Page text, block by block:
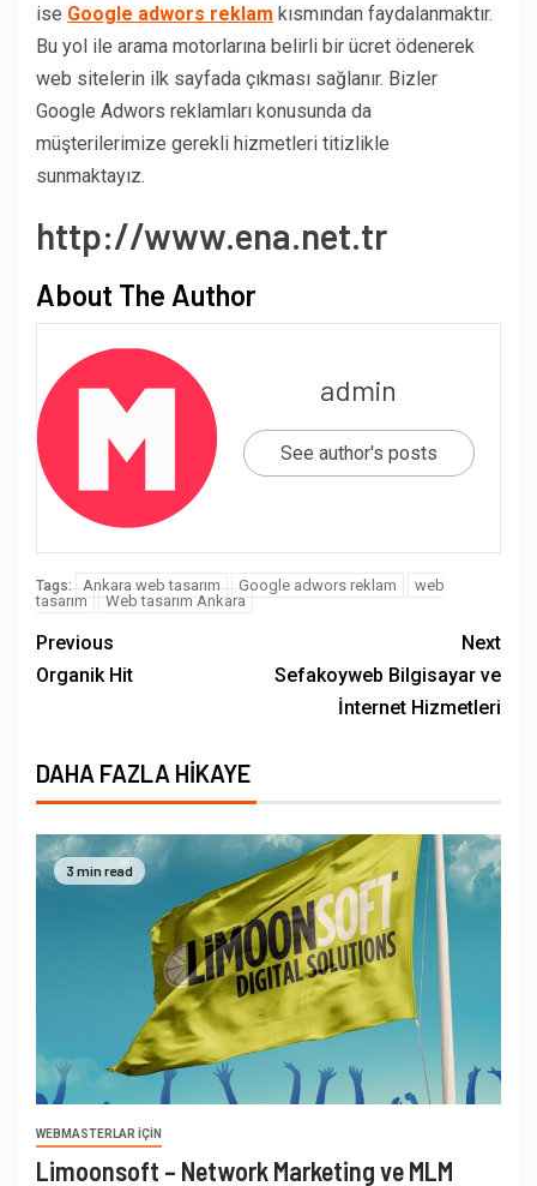
ise Google adwors reklam kısmından faydalanmaktır.
Bu yol ile arama motorlarına belirli bir ücret ödenerek
web sitelerin ilk sayfada çıkması sağlanır. Bizler
Google Adwors reklamları konusunda da
müşterilerimize gerekli hizmetleri titizlikle
sunmaktayız.
http://www.ena.net.tr
About The Author
admin
See author's posts
Tags: Ankara web tasarım Google adwors reklam
web
tasarım
Web tasarım Ankara
Previous
Organik Hit
Next
Sefakoyweb Bilgisayar ve
İnternet Hizmetleri
DAHA FAZLA HIKAYE
3 min read
WEBMASTERLAR İÇIN
Limoonsoft – Network Marketing ve MLM